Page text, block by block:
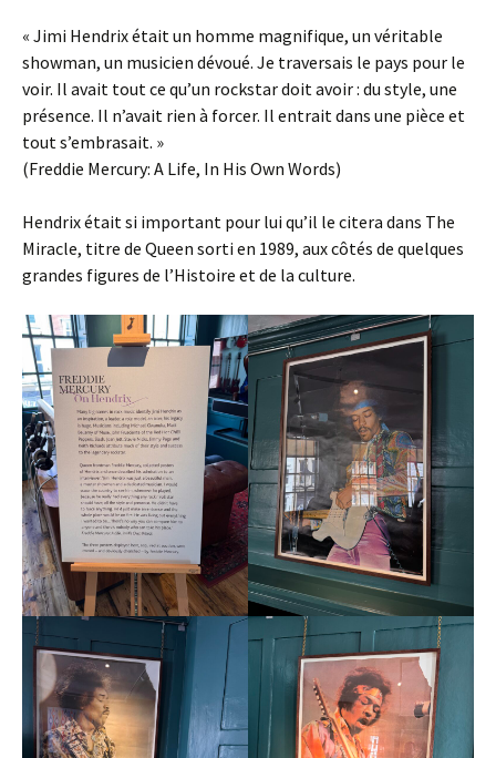
« Jimi Hendrix était un homme magnifique, un véritable
showman, un musicien dévoué. Je traversais le pays pour le
voir. Il avait tout ce qu’un rockstar doit avoir : du style, une
présence. Il n’avait rien à forcer. Il entrait dans une pièce et
tout s’embrasait. »
(Freddie Mercury: A Life, In His Own Words)
Hendrix était si important pour lui qu’il le citera dans The
Miracle, titre de Queen sorti en 1989, aux côtés de quelques
grandes figures de l’Histoire et de la culture.